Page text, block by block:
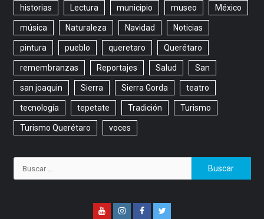
historias Lectura municipio museo México
música Naturaleza Navidad Noticias
pintura pueblo queretaro Querétaro
remembranzas Reportajes Salud San
san joaquin Sierra Sierra Gorda teatro
tecnología tepetate Tradición Turismo
Turismo Querétaro voces